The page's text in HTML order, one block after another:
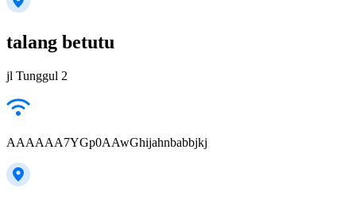
talang betutu
jl Tunggul 2
AAAAAA7YGp0AAwGhijahnbabbjkj